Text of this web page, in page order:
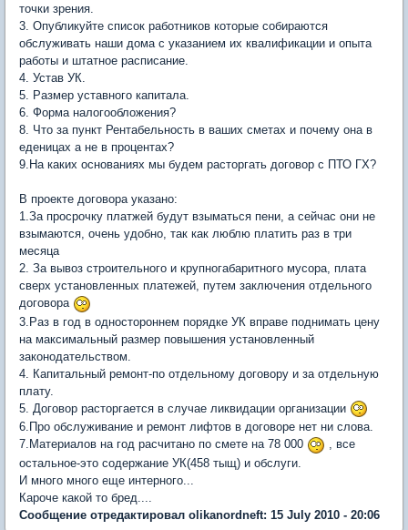
точки зрения.
3. Опубликуйте список работников которые собираются
обслуживать наши дома с указанием их квалификации и опыта
работы и штатное расписание.
4. Устав УК.
5. Размер уставного капитала.
6. Форма налогообложения?
8. Что за пункт Рентабельность в ваших сметах и почему она в
еденицах а не в процентах?
9.На каких основаниях мы будем расторгать договор с ПТО ГХ?
В проекте договора указано:
1.За просрочку платжей будут взыматься пени, а сейчас они не
взымаются, очень удобно, так как люблю платить раз в три
месяца
2. За вывоз строительного и крупногабаритного мусора, плата
сверх установленных платежей, путем заключения отдельного
договора
3.Раз в год в одностороннем порядке УК вправе поднимать цену
на максимальный размер повышения установленный
законодательством.
4. Капитальный ремонт-по отдельному договору и за отдельную
плату.
5. Договор расторгается в случае ликвидации организации
6.Про обслуживание и ремонт лифтов в договоре нет ни слова.
7.Материалов на год расчитано по смете на 78 000
, все
остальное-это содержание УК(458 тыщ) и обслуги.
И много много еще интерного...
Кароче какой то бред....
Сообщение отредактировал olikanordneft: 15 July 2010 - 20:06